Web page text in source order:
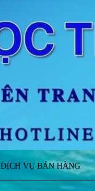
DỊCH VỤ BÁN HÀNG